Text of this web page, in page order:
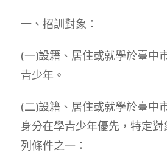
一、招訓對象：
(一)設籍、居住或就學於臺中
青少年。
(二)設籍、居住或就學於臺中
身分在學青少年優先，特定
列條件之一：